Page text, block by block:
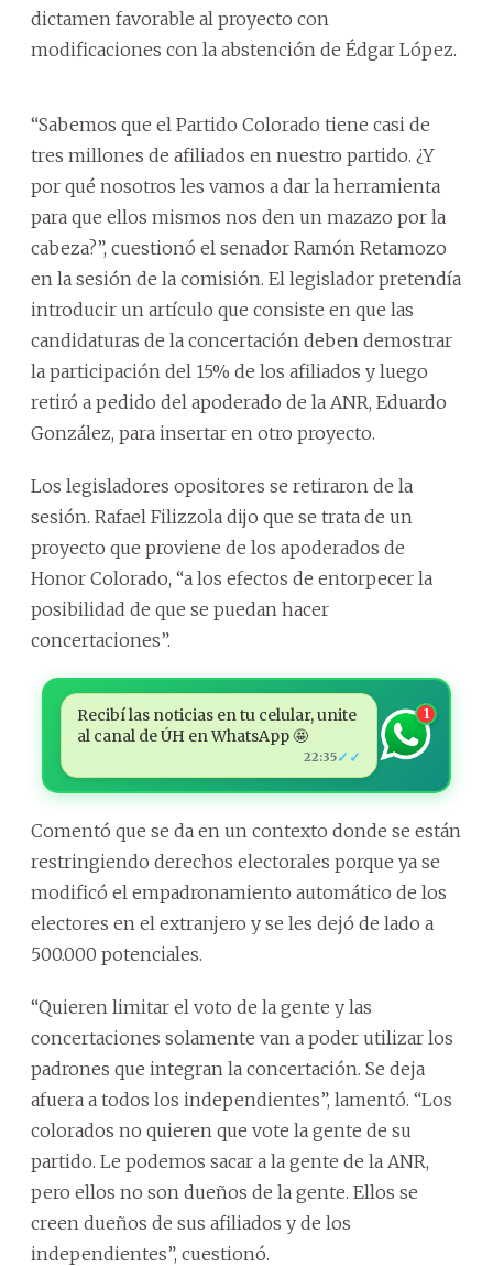
dictamen favorable al proyecto con
modificaciones con la abstención de Édgar López.
“Sabemos que el Partido Colorado tiene casi de
tres millones de afiliados en nuestro partido. ¿Y
por qué nosotros les vamos a dar la herramienta
para que ellos mismos nos den un mazazo por la
cabeza?”, cuestionó el senador Ramón Retamozo
en la sesión de la comisión. El legislador pretendía
introducir un artículo que consiste en que las
candidaturas de la concertación deben demostrar
la participación del 15% de los afiliados y luego
retiró a pedido del apoderado de la ANR, Eduardo
González, para insertar en otro proyecto.
Los legisladores opositores se retiraron de la
sesión. Rafael Filizzola dijo que se trata de un
proyecto que proviene de los apoderados de
Honor Colorado, “a los efectos de entorpecer la
posibilidad de que se puedan hacer
concertaciones”.
Recibí las noticias en tu celular, unite
al canal de ÚH en WhatsApp 🤩
22:35✓✓
1
Comentó que se da en un contexto donde se están
restringiendo derechos electorales porque ya se
modificó el empadronamiento automático de los
electores en el extranjero y se les dejó de lado a
500.000 potenciales.
“Quieren limitar el voto de la gente y las
concertaciones solamente van a poder utilizar los
padrones que integran la concertación. Se deja
afuera a todos los independientes”, lamentó. “Los
colorados no quieren que vote la gente de su
partido. Le podemos sacar a la gente de la ANR,
pero ellos no son dueños de la gente. Ellos se
creen dueños de sus afiliados y de los
independientes”, cuestionó.